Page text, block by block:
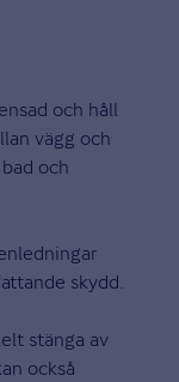
och håll
vägg och
och
skydd.
stänga av
också